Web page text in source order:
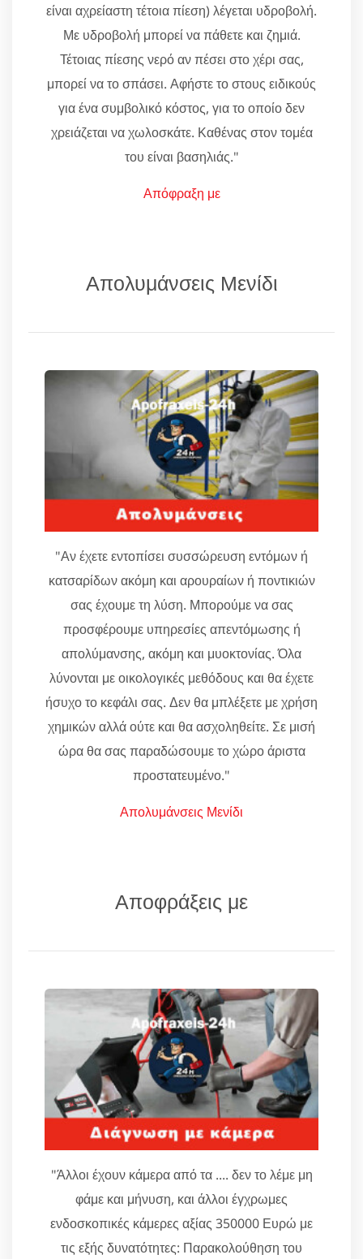
είναι αχρείαστη τέτοια πίεση) λέγεται υδροβολή.
Με υδροβολή μπορεί να πάθετε και ζημιά.
Τέτοιας πίεσης νερό αν πέσει στο χέρι σας,
μπορεί να το σπάσει. Αφήστε το στους ειδικούς
για ένα συμβολικό κόστος, για το οποίο δεν
χρειάζεται να χωλοσκάτε. Καθένας στον τομέα
του είναι βασηλιάς."
Απόφραξη με
Απολυμάνσεις Μενίδι
"Αν έχετε εντοπίσει συσσώρευση εντόμων ή
κατσαρίδων ακόμη και αρουραίων ή ποντικιών
σας έχουμε τη λύση. Μπορούμε να σας
προσφέρουμε υπηρεσίες απεντόμωσης ή
απολύμανσης, ακόμη και μυοκτονίας. Όλα
λύνονται με οικολογικές μεθόδους και θα έχετε
ήσυχο το κεφάλι σας. Δεν θα μπλέξετε με χρήση
χημικών αλλά ούτε και θα ασχοληθείτε. Σε μισή
ώρα θα σας παραδώσουμε το χώρο άριστα
προστατευμένο."
Απολυμάνσεις Μενίδι
Αποφράξεις με
"Άλλοι έχουν κάμερα από τα .... δεν το λέμε μη
φάμε και μήνυση, και άλλοι έγχρωμες
ενδοσκοπικές κάμερες αξίας 350000 Ευρώ με
τις εξής δυνατότητες: Παρακολούθηση του